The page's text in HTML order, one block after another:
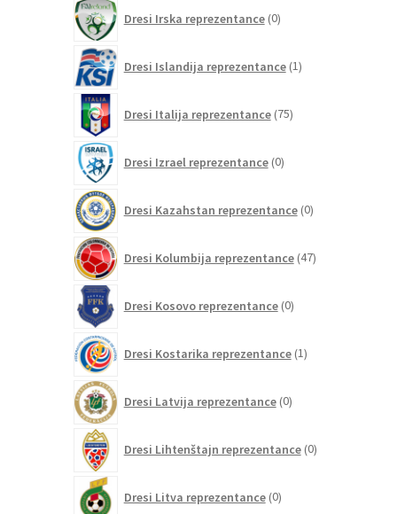
Dresi Irska reprezentance 0izdelkov
Dresi Islandija reprezentance 1izdelek
Dresi Italija reprezentance 75izdelkov
Dresi Izrael reprezentance 0izdelkov
Dresi Kazahstan reprezentance 0izdelkov
Dresi Kolumbija reprezentance 47izdelkov
Dresi Kosovo reprezentance 0izdelkov
Dresi Kostarika reprezentance 1izdelek
Dresi Latvija reprezentance 0izdelkov
Dresi Lihtenštajn reprezentance 0izdelkov
Dresi Litva reprezentance 0izdelkov